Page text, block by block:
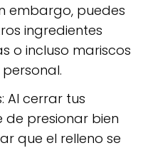
embargo, puedes
ingredientes
o incluso mariscos
Al cerrar tus
presionar bien
que el relleno se